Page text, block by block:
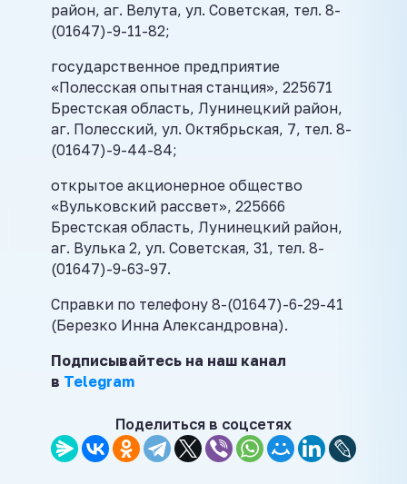
район, аг. Велута, ул. Советская, тел. 8-
(01647)-9-11-82;
государственное предприятие
«Полесская опытная станция», 225671
Брестская область, Лунинецкий район,
аг. Полесский, ул. Октябрьская, 7, тел. 8-
(01647)-9-44-84;
открытое акционерное общество
«Вульковский рассвет», 225666
Брестская область, Лунинецкий район,
аг. Вулька 2, ул. Советская, 31, тел. 8-
(01647)-9-63-97.
Справки по телефону 8-(01647)-6-29-41
(Березко Инна Александровна).
Подписывайтесь на наш канал
в Telegram
Поделиться в соцсетях